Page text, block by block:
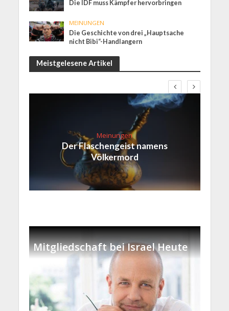
Die IDF muss Kämpfer hervorbringen
MEINUNGEN
Die Geschichte von drei „Hauptsache
nicht Bibi“-Handlangern
Meistgelesene Artikel
Meinungen
Der Flaschengeist namens
Völkermord
Mitgliedschaft bei Israel Heute